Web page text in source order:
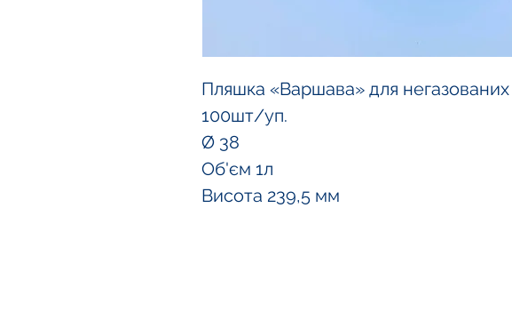
Пляшка «Варшава» для негазованих
100шт/уп.
Ø 38
Об'єм 1л
Висота 239,5 мм